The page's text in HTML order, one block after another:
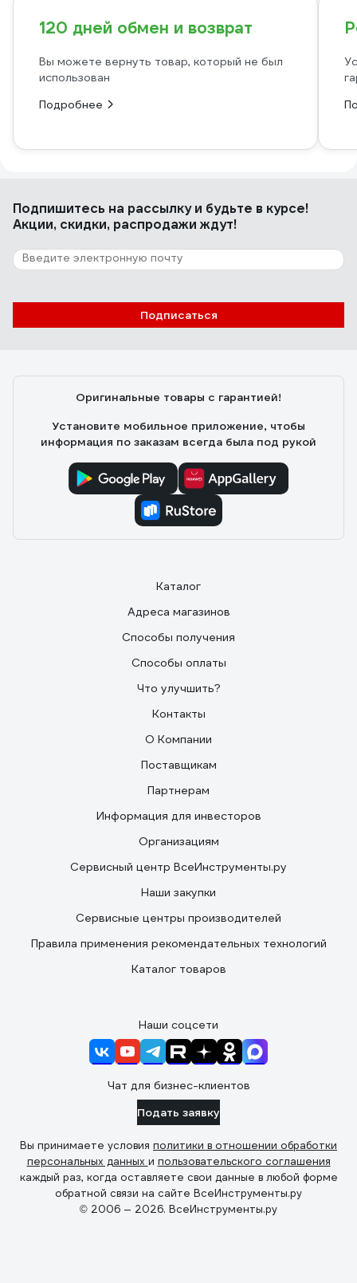
120 дней обмен и возврат
Вы можете вернуть товар, который не был
использован
Подробнее
Подпишитесь на рассылкуи будьте в курсе!
Акции, скидки, распродажи ждут!
Подписаться
Оригинальные товары с гарантией!
Установите мобильное приложение, чтобы
информация по заказам всегда была под рукой
Каталог
Адреса магазинов
Способы получения
Способы оплаты
Что улучшить?
Контакты
О Компании
Поставщикам
Партнерам
Информация для инвесторов
Организациям
Сервисный центр ВсеИнструменты.ру
Наши закупки
Сервисные центры производителей
Правила применения рекомендательных технологий
Каталог товаров
Наши соцсети
Чат для бизнес-клиентов
Подать заявку
Вы принимаете условия политики в отношении обработки
персональных данных и пользовательского соглашения
каждый раз, когда оставляете свои данные в любой форме
обратной связи на сайте ВсеИнструменты.ру
© 2006 — 2026. ВсеИнструменты.ру